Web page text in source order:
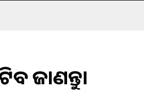
ଜାଣନ୍ତୁ।